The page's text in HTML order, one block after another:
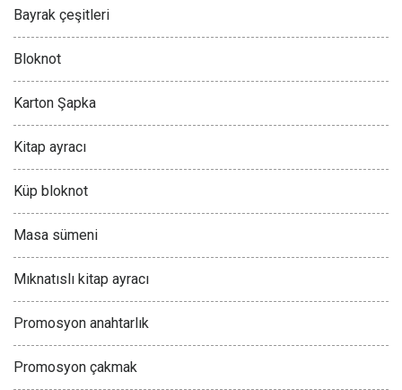
Bayrak çeşitleri
Bloknot
Karton Şapka
Kitap ayracı
Küp bloknot
Masa sümeni
Mıknatıslı kitap ayracı
Promosyon anahtarlık
Promosyon çakmak